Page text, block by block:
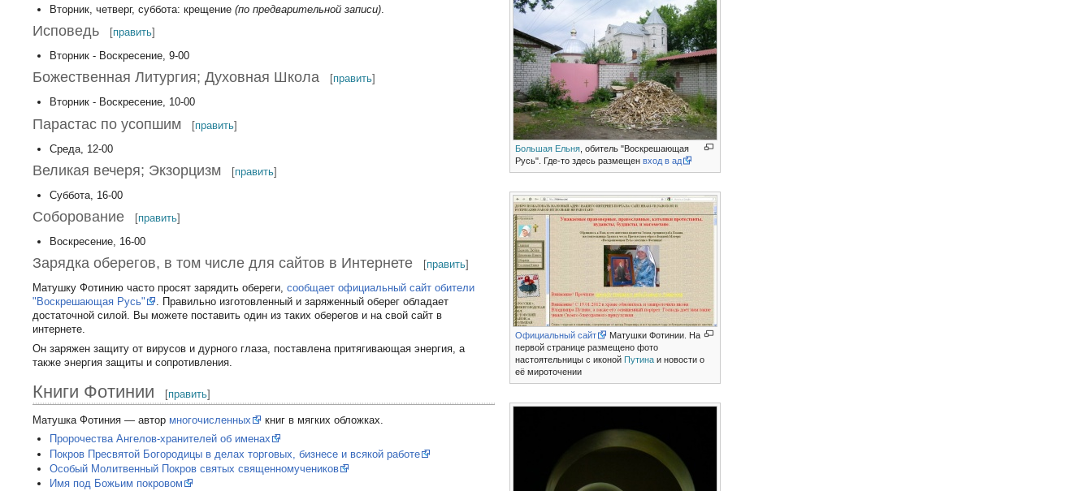
Большая Ельня , обитель "Воскрешающая
Русь". Где-то здесь размещенвход в ад
Официальный сайт
Матушки Фотинии. На
первой странице размещено фото
настоятельницы с иконойПутина и новости о
её мироточении
Вторник, четверг, суббота: крещение (по предварительной записи).
Исповедь [править]
Вторник - Воскресение, 9-00
Божественная Литургия; Духовная Школа [править]
Вторник - Воскресение, 10-00
Парастас по усопшим [править]
Среда, 12-00
Великая вечеря; Экзорцизм [править]
Суббота, 16-00
Соборование [править]
Воскресение, 16-00
Зарядка оберегов, в том числе для сайтов в Интернете [править]
Матушку Фотинию часто просят зарядить обереги,сообщает официальный сайт обители
"Воскрешающая Русь"
. Правильно изготовленный и заряженный оберег обладает
достаточной силой. Вы можете поставить один из таких оберегов и на свой сайт в
интернете.
Он заряжен защиту от вирусов и дурного глаза, поставлена притягивающая энергия, а
также энергия защиты и сопротивления.
Книги Фотинии [править]
Матушка Фотиния — автор многочисленных
книг в мягких обложках.
Пророчества Ангелов-хранителей об именах
Покров Пресвятой Богородицы в делах торговых, бизнесе и всякой работе
Особый Молитвенный Покров святых священномучеников
Имя под Божьим покровом